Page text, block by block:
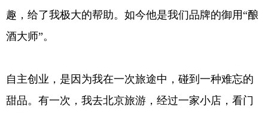
趣，给了我极大的帮助。如今他是我们品牌的御用“酿
酒大师”。
自主创业，是因为我在一次旅途中，碰到一种难忘的
甜品。有一次，我去北京旅游，经过一家小店，看门